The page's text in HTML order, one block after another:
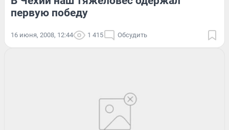
первую победу
16 июня, 2008, 12:44 1 415 Обсудить